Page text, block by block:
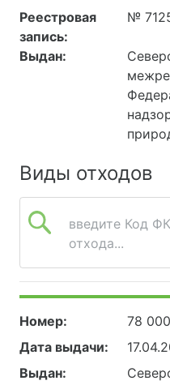
Реестровая
запись:
№
Выдан:
Виды отходов
введите Код
отхода...
Номер:
78
Дата выдачи:
Выдан: